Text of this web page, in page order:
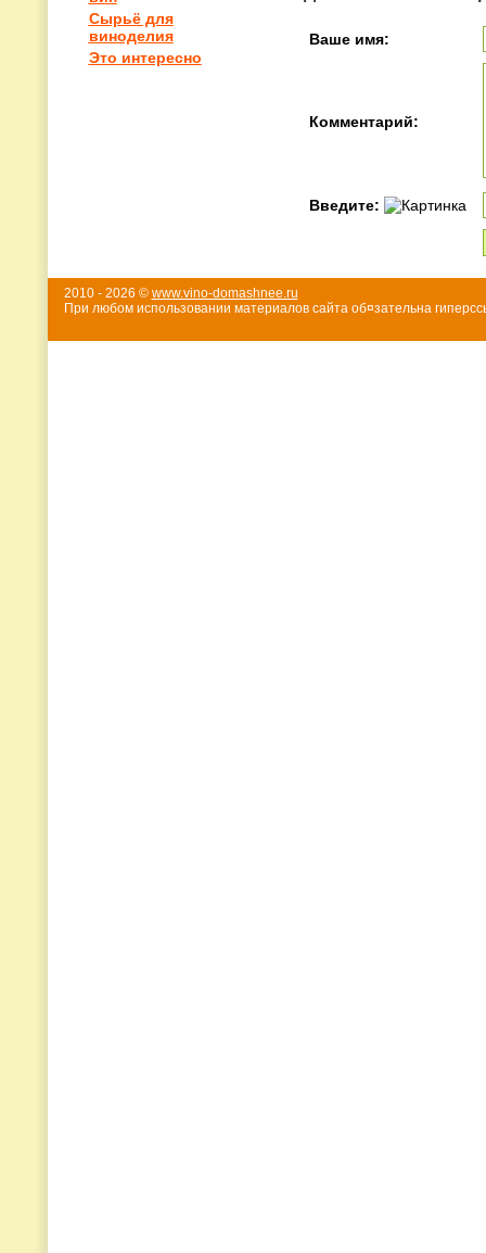
Сырьё для
виноделия
Это интересно
Ваше имя:
Комментарий:
Введите:
2010 - 2026 © www.vino-domashnee.ru
При любом использовании материалов сайта об¤зательна